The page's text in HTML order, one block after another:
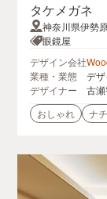
タケメガネ
神奈川県伊勢
眼鏡屋
デザイン会社
業種・業態
デ
デザイナー
古
おしゃれ
ナ